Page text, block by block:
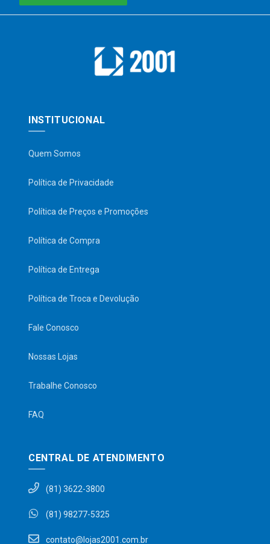
INSTITUCIONAL
Quem Somos
Política de Privacidade
Política de Preços e Promoções
Política de Compra
Política de Entrega
Política de Troca e Devolução
Fale Conosco
Nossas Lojas
Trabalhe Conosco
FAQ
CENTRAL DE ATENDIMENTO
(81) 3622-3800
(81) 98277-5325
contato@lojas2001.com.br